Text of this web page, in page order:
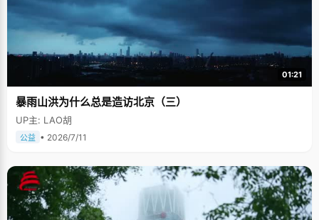
01:21
暴雨山洪为什么总是造访北京（三）
UP主: LAO胡
公益 • 2026/7/11